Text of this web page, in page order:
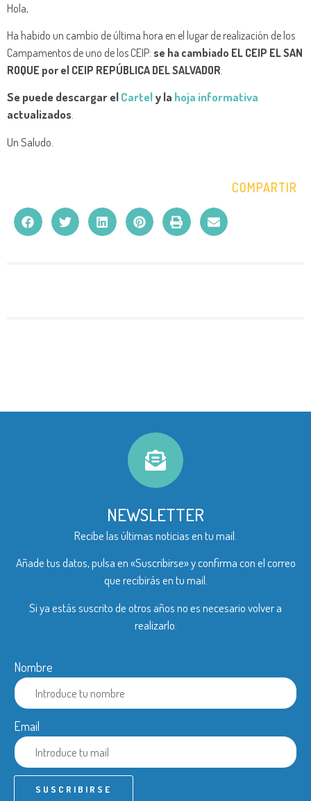
Hola,
Ha habido un cambio de última hora en el lugar de realización de los
Campamentos de uno de los CEIP: se ha cambiado EL CEIP EL SAN
ROQUE por el CEIP REPÚBLICA DEL SALVADOR.
Se puede descargar elCartely la hoja informativa
actualizados.
Un Saludo.
COMPARTIR
NEWSLETTER
Recibe las últimas noticias en tu mail.
Añade tus datos, pulsa en «Suscribirse» y confirma con el correo
que recibirás en tu mail.
Si ya estás suscrito de otros años no es necesario volver a
realizarlo.
Nombre
Email